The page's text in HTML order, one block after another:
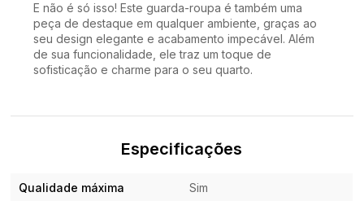
E não é só isso! Este guarda-roupa é também uma
peça de destaque em qualquer ambiente, graças ao
seu design elegante e acabamento impecável. Além
de sua funcionalidade, ele traz um toque de
sofisticação e charme para o seu quarto.
Especificações
Qualidade máxima Sim